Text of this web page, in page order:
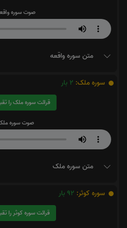
صوت سوره
متن سوره واقعه
سوره ملک: 2 بار
قرائت سوره ملک را تقبل میکنم
صوت سوره
متن سوره ملک
سوره کوثر: 92بار
قرائت سوره کوثر را تقبل میکنم